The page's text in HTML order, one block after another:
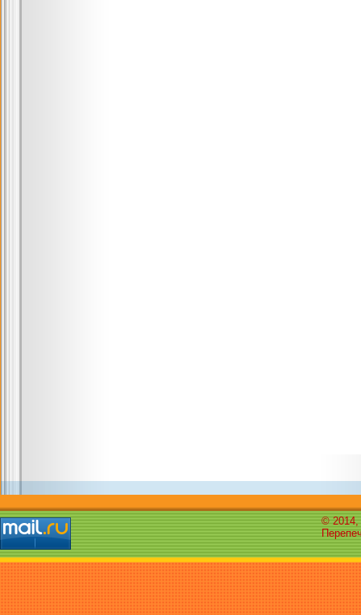
© 2014,